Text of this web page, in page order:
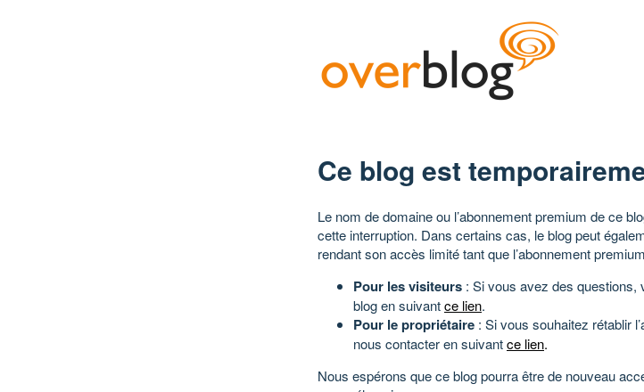
Ce blog est
Le nom de domaine ou l’abonnement premium de ce
cette interruption. Dans certains cas, le blog peut
rendant son accès limité tant que l’abonnement
Pour les visiteurs : Si vous avez des questions,
blog en suivantce lien.
Pour le propriétaire : Si vous souhaitez rétablir
nous contacter en suivantce lien.
Nous espérons que ce blog pourra être de nouveau